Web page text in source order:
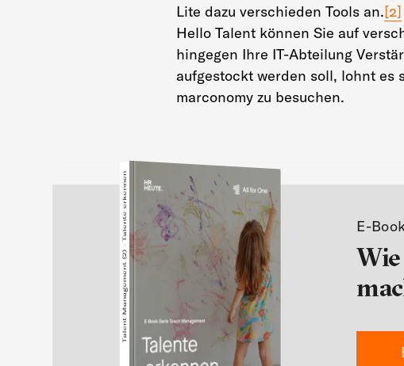
Lite dazu verschieden Tools an.[2]
Hello Talent können Sie auf
hingegen Ihre IT-Abteilung
aufgestockt werden soll, lohnt es
marconomy zu besuchen.
Talent Management (2) - Talente erkennen E-